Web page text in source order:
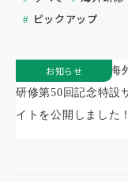
ピックアップ
お知らせ